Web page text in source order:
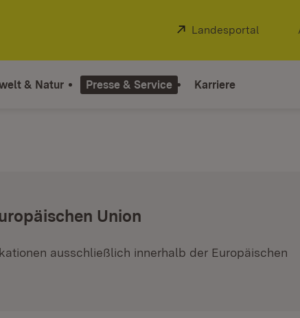
Extern:
Landesportal
& Natur Presse & Service Karriere
Union
ausschließlich innerhalb der Europäischen